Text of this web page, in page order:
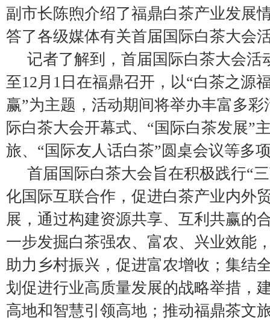
副市长陈煦介绍了福鼎白茶产业发展
答了各级媒体有关首届国际白茶大会
记者了解到，首届国际白茶大会活
至12月1日在福鼎召开，以“白茶之源
赢”为主题，活动期间将举办丰富多
际白茶大会开幕式、“国际白茶发展”
旅、“国际友人话白茶”圆桌会议等多
首届国际白茶大会旨在积极践行“
化国际互联合作，促进白茶产业内外
展，通过构建资源共享、互利共赢的
一步发掘白茶强农、富农、兴业效能
助力乡村振兴，促进富农增收；集结
划促进行业高质量发展的战略举措，
高地和智慧引领高地；推动福鼎茶文